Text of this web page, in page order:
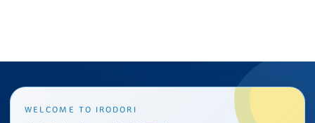
WELCOME TO IRODORI